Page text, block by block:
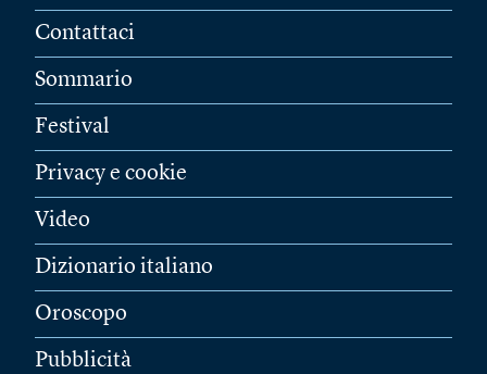
Contattaci
Sommario
Festival
Privacy e cookie
Video
Dizionario italiano
Oroscopo
Pubblicità